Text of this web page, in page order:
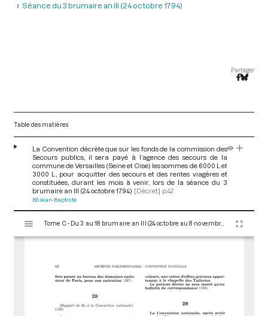
Séance du 3 brumaire an III (24 octobre 1794)
Partager
Table des matières
La Convention décrète que sur les fonds de la commission des
Secours publics, il sera payé à l’agence des secours de la
commune de Versailles (Seine et Oise) les sommes de 6000 L et
3000 L, pour acquitter des secours et des rentes viagères et
constituées, durant les mois à venir, lors de la séance du 3
brumaire an III (24 octobre 1794) [Décret] p.42
Bô Jean-Baptiste
s